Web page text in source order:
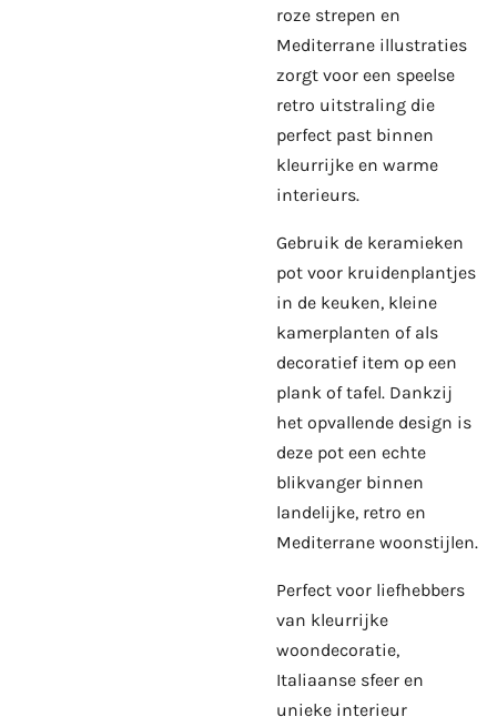
roze strepen en
Mediterrane illustraties
zorgt voor een speelse
retro uitstraling die
perfect past binnen
kleurrijke en warme
interieurs.
Gebruik de keramieken
pot voor kruidenplantjes
in de keuken, kleine
kamerplanten of als
decoratief item op een
plank of tafel. Dankzij
het opvallende design is
deze pot een echte
blikvanger binnen
landelijke, retro en
Mediterrane woonstijlen.
Perfect voor liefhebbers
van kleurrijke
woondecoratie,
Italiaanse sfeer en
unieke interieur